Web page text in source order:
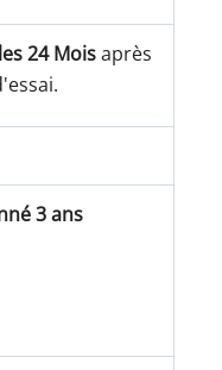
24 Moisaprès
3 ans